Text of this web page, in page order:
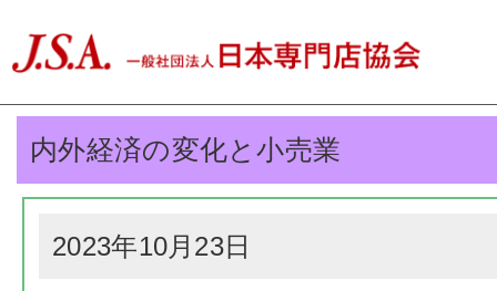
内外経済の変化と小売業
2023年10月23日